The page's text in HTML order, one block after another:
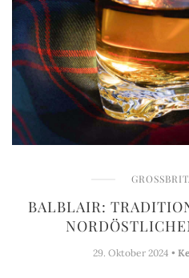
BALBLAIR:
29. Oktober 2024 •